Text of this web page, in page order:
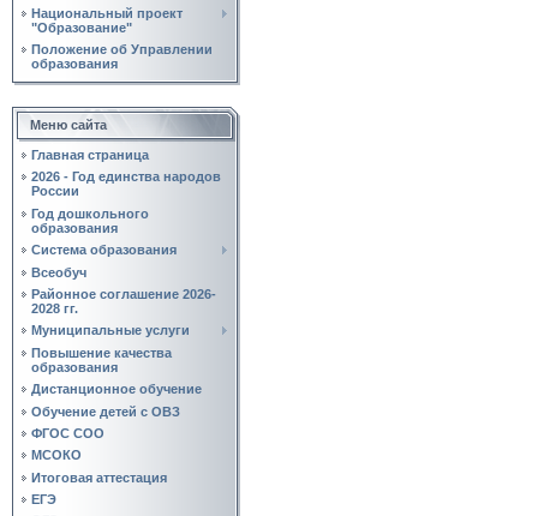
Национальный проект
"Образование"
Положение об Управлении
образования
Меню сайта
Главная страница
2026 - Год единства народов
России
Год дошкольного
образования
Система образования
Всеобуч
Районное соглашение 2026-
2028 гг.
Муниципальные услуги
Повышение качества
образования
Дистанционное обучение
Обучение детей с ОВЗ
ФГОС СОО
МСОКО
Итоговая аттестация
ЕГЭ